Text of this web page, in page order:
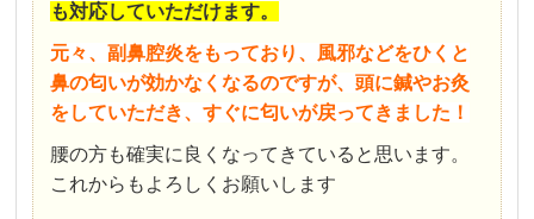
も対応していただけます。
元々、副鼻腔炎をもっており、風邪などをひくと
鼻の匂いが効かなくなるのですが、頭に鍼やお灸
をしていただき、すぐに匂いが戻ってきました！
腰の方も確実に良くなってきていると思います。
これからもよろしくお願いします